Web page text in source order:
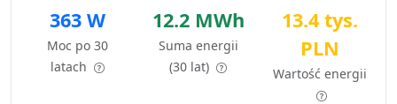
363 W
Moc po 30
latach
12.2 MWh
Suma energii
(30 lat)
13.4 tys.
PLN
Wartość energii